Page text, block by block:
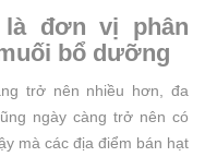
đơn vị phân
bổ dưỡng
trở nên nhiều hơn, đa
ngày càng trở nên có
mà các địa điểm bán hạt